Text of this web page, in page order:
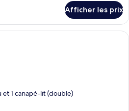
Afficher les prix
Une chambre avec un mur en bois,
et 1 canapé-lit (double)